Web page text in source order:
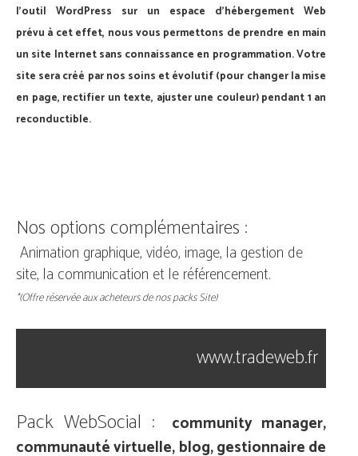
l'outil WordPress sur un espace d'hébergement Web
prévu à cet effet, nous vous permettons de prendre en main
un site Internet sans connaissance en programmation. Votre
site sera créé par nos soins et évolutif (pour changer la mise
en page, rectifier un texte, ajuster une couleur) pendant 1 an
reconductible.
Nos options complémentaires :
Animation graphique, vidéo, image, la gestion de
site, la communication et le référencement.
*(Offre réservée aux acheteurs de nos packs Site)
www.tradeweb.fr
Pack WebSocial : community manager,
communauté virtuelle, blog, gestionnaire de